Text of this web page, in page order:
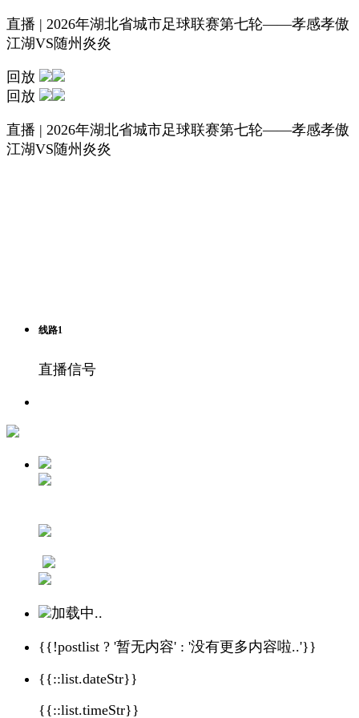
直播 | 2026年湖北省城市足球联赛第七轮——孝感孝傲
江湖VS随州炎炎
回放
回放
直播 | 2026年湖北省城市足球联赛第七轮——孝感孝傲
江湖VS随州炎炎
线路1
直播信号
加载中..
{{!postlist ? '暂无内容' : '没有更多内容啦..'}}
{{::list.dateStr}}
{{::list.timeStr}}